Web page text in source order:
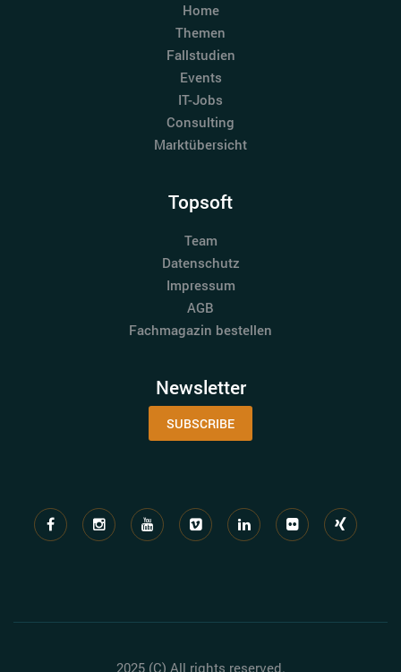
Home
Themen
Fallstudien
Events
IT-Jobs
Consulting
Marktübersicht
Topsoft
Team
Datenschutz
Impressum
AGB
Fachmagazin bestellen
Newsletter
SUBSCRIBE
2025 (C) All rights reserved.